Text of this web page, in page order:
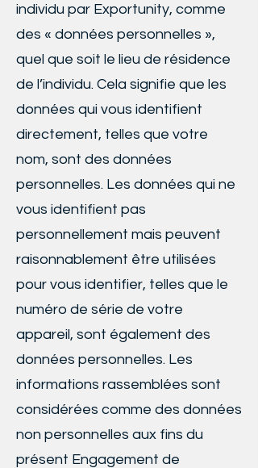
individu par Exportunity, comme
des « données personnelles »,
quel que soit le lieu de résidence
de l’individu. Cela signifie que les
données qui vous identifient
directement, telles que votre
nom, sont des données
personnelles. Les données qui ne
vous identifient pas
personnellement mais peuvent
raisonnablement être utilisées
pour vous identifier, telles que le
numéro de série de votre
appareil, sont également des
données personnelles. Les
informations rassemblées sont
considérées comme des données
non personnelles aux fins du
présent Engagement de